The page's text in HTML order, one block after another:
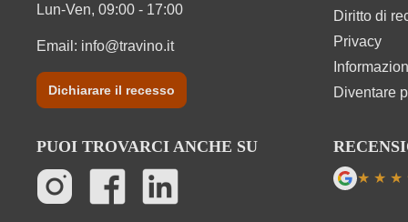
Lun-Ven, 09:00 - 17:00
Email: info@travino.it
Dichiarare il recesso
Diritto di
Privacy
Diventare
PUOI TROVARCI ANCHE SU
★ ★ ★